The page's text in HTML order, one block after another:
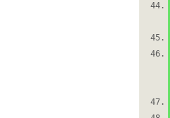
44.
45.
46.
47.